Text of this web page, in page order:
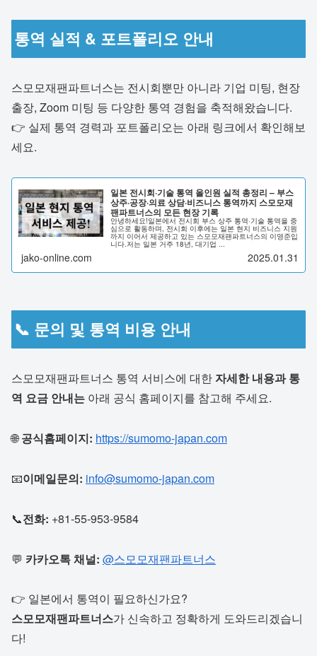
통역 실적 & 포트폴리오 안내
스모모재팬파트너스는 전시회뿐만 아니라 기업 미팅, 현장
출장, Zoom 미팅 등 다양한 통역 경험을 축적해왔습니다.
👉 실제 통역 경력과 포트폴리오는 아래 링크에서 확인해보
세요.
일본 전시회·기술 통역 올인원 실적 총정리 – 부스
상주·공장·의료 상담·비즈니스 통역까지 스모모재
팬파트너스의 모든 현장 기록
안녕하세요!일본에서 전시회 부스 상주 통역·기술 통역을 중
심으로 활동하며, 전시회 이후에는 일본 현지 비즈니스 지원
까지 이어서 제공하고 있는 스모모재팬파트너스의 이영준입
니다.저는 일본 거주 18년, 대기업 ...
jako-online.com 2025.01.31
📞 문의 및 통역 비용 안내
스모모재팬파트너스 통역 서비스에 대한자세한 내용과 통
역 요금 안내는 아래 공식 홈페이지를 참고해 주세요.
🌐공식홈페이지: https://sumomo-japan.com
📧이메일문의: info@sumomo-japan.com
📞전화: +81-55-953-9584
💬 카카오톡 채널: @스모모재팬파트너스
👉 일본에서 통역이 필요하신가요?
스모모재팬파트너스가 신속하고 정확하게 도와드리겠습니
다!